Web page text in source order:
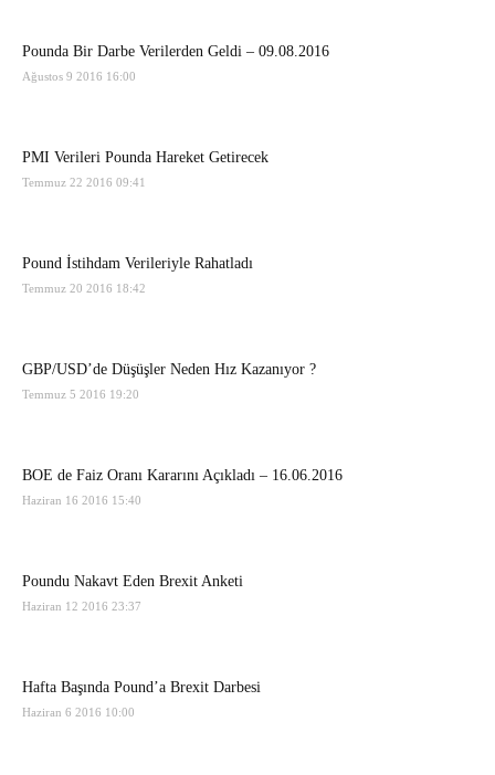
Pounda Bir Darbe Verilerden Geldi – 09.08.2016
Ağustos 9 2016 16:00
PMI Verileri Pounda Hareket Getirecek
Temmuz 22 2016 09:41
Pound İstihdam Verileriyle Rahatladı
Temmuz 20 2016 18:42
GBP/USD’de Düşüşler Neden Hız Kazanıyor ?
Temmuz 5 2016 19:20
BOE de Faiz Oranı Kararını Açıkladı – 16.06.2016
Haziran 16 2016 15:40
Poundu Nakavt Eden Brexit Anketi
Haziran 12 2016 23:37
Hafta Başında Pound’a Brexit Darbesi
Haziran 6 2016 10:00